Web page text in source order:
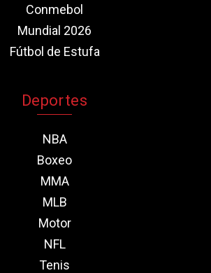
Conmebol
Mundial 2026
Fútbol de Estufa
Deportes
NBA
Boxeo
MMA
MLB
Motor
NFL
Tenis